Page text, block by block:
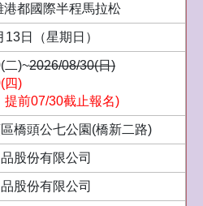
港都國際半程馬拉松
日（星期日）
二)~2026/08/30(日)
四)
提前07/30截止報名)
橋頭公七公園(橋新二路)
股份有限公司
股份有限公司